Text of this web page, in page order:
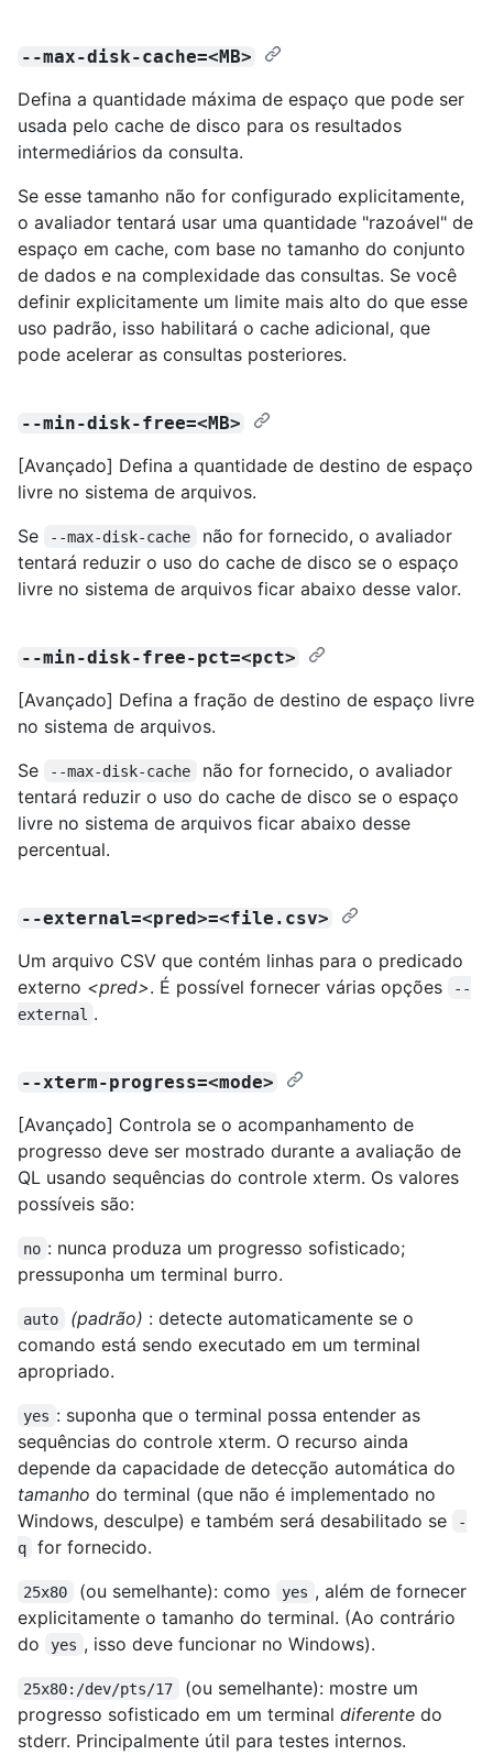
--max-disk-cache=<MB>
Defina a quantidade máxima de espaço que pode ser
usada pelo cache de disco para os resultados
intermediários da consulta.
Se esse tamanho não for configurado explicitamente,
o avaliador tentará usar uma quantidade "razoável" de
espaço em cache, com base no tamanho do conjunto
de dados e na complexidade das consultas. Se você
definir explicitamente um limite mais alto do que esse
uso padrão, isso habilitará o cache adicional, que
pode acelerar as consultas posteriores.
--min-disk-free=<MB>
[Avançado] Defina a quantidade de destino de espaço
livre no sistema de arquivos.
Se
--max-disk-cache
não for fornecido, o avaliador
tentará reduzir o uso do cache de disco se o espaço
livre no sistema de arquivos ficar abaixo desse valor.
--min-disk-free-pct=<pct>
[Avançado] Defina a fração de destino de espaço livre
no sistema de arquivos.
Se
--max-disk-cache
não for fornecido, o avaliador
tentará reduzir o uso do cache de disco se o espaço
livre no sistema de arquivos ficar abaixo desse
percentual.
--external=<pred>=<file.csv>
Um arquivo CSV que contém linhas para o predicado
externo <pred>. É possível fornecer várias opções
--
external .
--xterm-progress=<mode>
[Avançado] Controla se o acompanhamento de
progresso deve ser mostrado durante a avaliação de
QL usando sequências do controle xterm. Os valores
possíveis são:
no : nunca produza um progresso sofisticado;
pressuponha um terminal burro.
auto (padrão) : detecte automaticamente se o
comando está sendo executado em um terminal
apropriado.
yes : suponha que o terminal possa entender as
sequências do controle xterm. O recurso ainda
depende da capacidade de detecção automática do
tamanho do terminal (que não é implementado no
Windows, desculpe) e também será desabilitado se
-
q
for fornecido.
25x80 (ou semelhante): como yes , além de fornecer
explicitamente o tamanho do terminal. (Ao contrário
do
yes , isso deve funcionar no Windows).
25x80:/dev/pts/17
(ou semelhante): mostre um
progresso sofisticado em um terminal diferente do
stderr. Principalmente útil para testes internos.